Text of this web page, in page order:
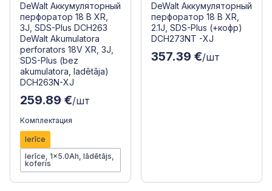
DeWalt Аккумуляторный
перфоратор 18 В XR,
3J, SDS-Plus DCH263
DeWalt Akumulatora
perforators 18V XR, 3J,
SDS-Plus (bez
akumulatora, ladētāja)
DCH263N-XJ
259.89 €/шт
Комплектация
Ierīce
Ierīce, 1x5.0Ah, lādētājs,
koferis
DeWalt Аккумуляторный
перфоратор 18 В XR,
2.1J, SDS-Plus (+кофр)
DCH273NT -XJ
357.39 €/шт